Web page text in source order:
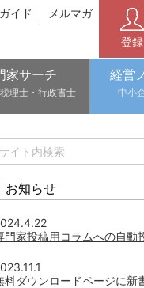
イド メルマガ
登録
家サーチ
理士・行政書士
経営
中小
お知らせ
門家投稿用コラムへの自動
料ダウンロードページに新